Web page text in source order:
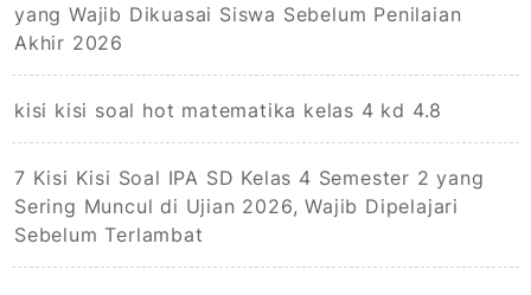
yang Wajib Dikuasai Siswa Sebelum Penilaian
Akhir 2026
kisi kisi soal hot matematika kelas 4 kd 4.8
7 Kisi Kisi Soal IPA SD Kelas 4 Semester 2 yang
Sering Muncul di Ujian 2026, Wajib Dipelajari
Sebelum Terlambat